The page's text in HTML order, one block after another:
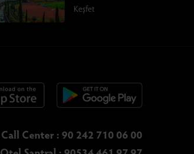
Keşfet
Call Center : 90 242 710 06 00